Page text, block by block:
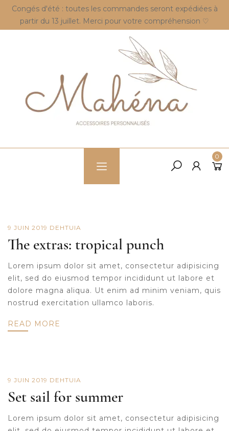
Congés d'été : toutes les commandes seront expédiées à
partir du 13 juillet. Merci pour votre compréhension ♡
0
9 JUIN 2019 DE HTUIA
The extras: tropical punch
Lorem ipsum dolor sit amet, consectetur adipisicing
elit, sed do eiusmod tempor incididunt ut labore et
dolore magna aliqua. Ut enim ad minim veniam, quis
nostrud exercitation ullamco laboris.
READ MORE
9 JUIN 2019 DE HTUIA
Set sail for summer
Lorem ipsum dolor sit amet, consectetur adipisicing